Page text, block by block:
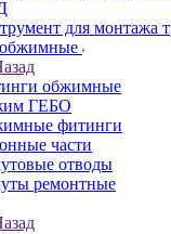
для
обжимные
ГЕБО
фитинги
части
отводы
ремонтные